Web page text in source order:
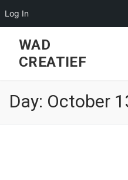
Log In
content
WAD
CREATIEF
Day: October